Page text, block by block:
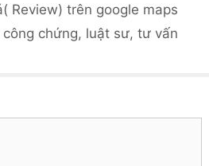
Review) trên google maps
chứng, luật sư, tư vấn